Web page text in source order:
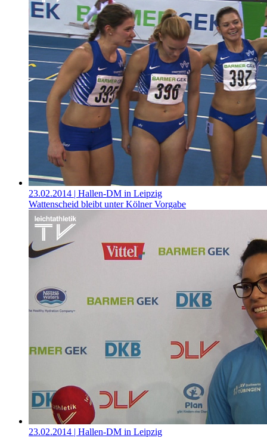
23.02.2014 | Hallen-DM in Leipzig
Wattenscheid bleibt unter Kölner Vorgabe
23.02.2014 | Hallen-DM in Leipzig